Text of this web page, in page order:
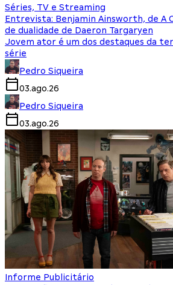
Séries, TV e Streaming
Entrevista: Benjamin Ainsworth, de A
de dualidade de Daeron Targaryen
Jovem ator é um dos destaques da
série
Pedro Siqueira
03.ago.26
Pedro Siqueira
03.ago.26
Informe Publicitário